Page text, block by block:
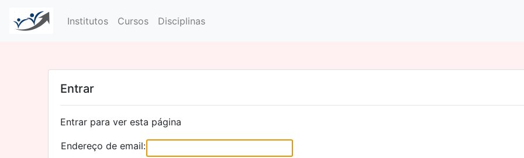
Institutos Cursos Disciplinas
Entrar
Entrar para ver esta página
Endereço de email: